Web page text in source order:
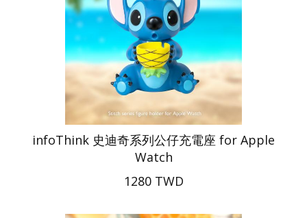
infoThink 史迪奇系列公仔充電座 for Apple
Watch
1280 TWD